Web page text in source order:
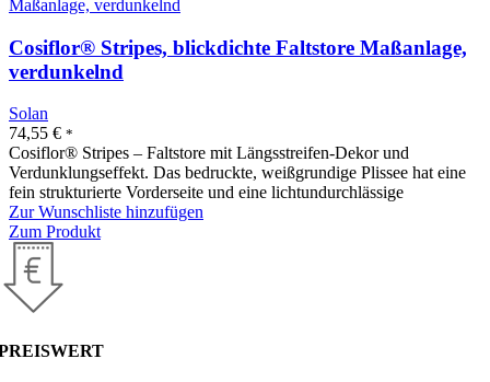
Cosiflor® Stripes, blickdichte Faltstore Maßanlage,
verdunkelnd
Solan
74,55 € *
Cosiflor® Stripes – Faltstore mit Längsstreifen-Dekor und
Verdunklungseffekt. Das bedruckte, weißgrundige Plissee hat eine
fein strukturierte Vorderseite und eine lichtundurchlässige
Zur Wunschliste hinzufügen
Zum Produkt